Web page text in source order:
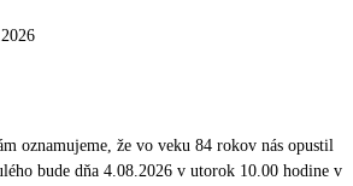
oznamujeme, že vo veku 84 rokov nás opustil
bude dňa 4.08.2026 v utorok 10.00 hodine v